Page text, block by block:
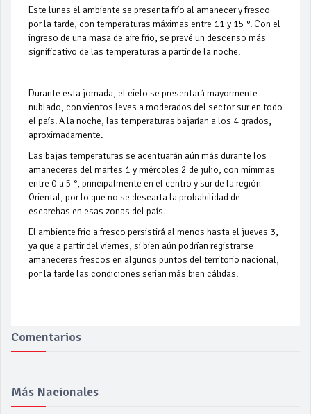
Este lunes el ambiente se presenta frío al amanecer y fresco
por la tarde, con temperaturas máximas entre 11 y 15 °. Con el
ingreso de una masa de aire frío, se prevé un descenso más
significativo de las temperaturas a partir de la noche.
Durante esta jornada, el cielo se presentará mayormente
nublado, con vientos leves a moderados del sector sur en todo
el país. A la noche, las temperaturas bajarían a los 4 grados,
aproximadamente.
Las bajas temperaturas se acentuarán aún más durante los
amaneceres del martes 1 y miércoles 2 de julio, con mínimas
entre 0 a 5 °, principalmente en el centro y sur de la región
Oriental, por lo que no se descarta la probabilidad de
escarchas en esas zonas del país.
El ambiente frio a fresco persistirá al menos hasta el jueves 3,
ya que a partir del viernes, si bien aún podrían registrarse
amaneceres frescos en algunos puntos del territorio nacional,
por la tarde las condiciones serían más bien cálidas.
Comentarios
Más Nacionales